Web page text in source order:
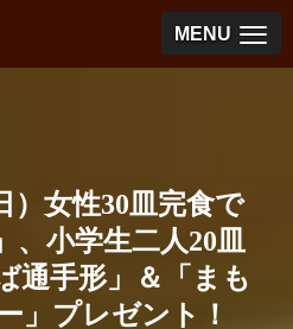
MENU
）女性30皿完食で
、小学生二人20皿
通手形」＆「まも
」プレゼント！